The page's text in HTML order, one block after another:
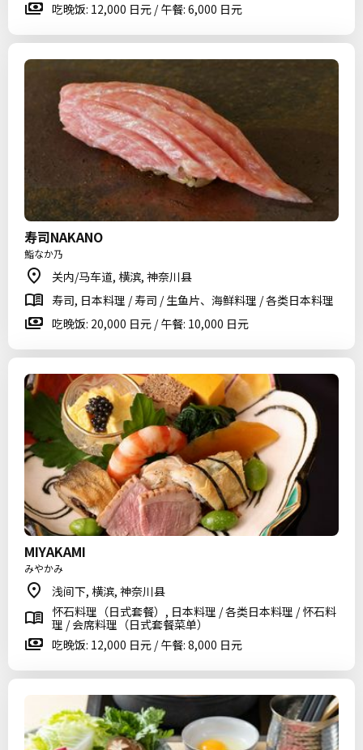
吃晚饭: 12,000 日元 / 午餐: 6,000 日元
寿司NAKANO
鮨なか乃
关内/马车道, 横滨, 神奈川县
寿司, 日本料理 / 寿司 / 生鱼片、海鲜料理 / 各类日本料理
吃晚饭: 20,000 日元 / 午餐: 10,000 日元
MIYAKAMI
みやかみ
浅间下, 横滨, 神奈川县
怀石料理（日式套餐）, 日本料理 / 各类日本料理 / 怀石料
理 / 会席料理（日式套餐菜单）
吃晚饭: 12,000 日元 / 午餐: 8,000 日元